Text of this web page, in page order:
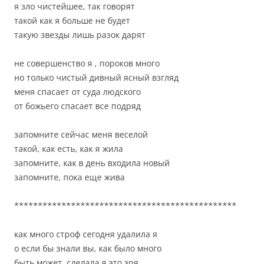
я зло чистейшее, так говорят
такой как я больше не будет
такую звезды лишь разок дарят
не совершенство я , пороков много
но только чистый дивный ясный взгляд
меня спасает от суда людского
от божьего спасает все подряд
запомните сейчас меня веселой
такой, как есть, как я жила
запомните, как в день входила новый
запомните, пока еще жива
***********************************************
как много строф сегодня удалила я
о если бы знали вы, как было много